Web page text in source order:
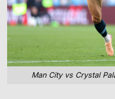
Man City vs Crystal